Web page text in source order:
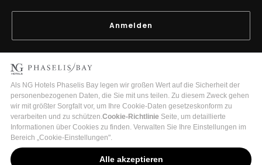
Anmelden
2026 Copyright © Phaselis Bay
Turizm İşletme Belge No:18875